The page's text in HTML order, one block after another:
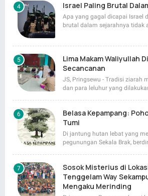
Israel Paling Brutal
Apa yang gagal dicapai Israel
brutal dalam sejarahnya tidak
Lima Makam Waliyullah
Secancanan
JS, Pringsewu - Tradisi ziarah
dan para leluhur yang
Belasa Kepampang:
Tumi
Di jantung hutan lebat yang
pegunungan Sekala Brak,
Sosok Misterius di
Tenggelam Way
Mengaku Merinding